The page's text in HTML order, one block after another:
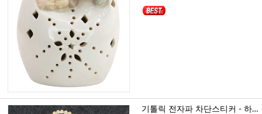
기톨릭 전자파 차단스티커 - 하